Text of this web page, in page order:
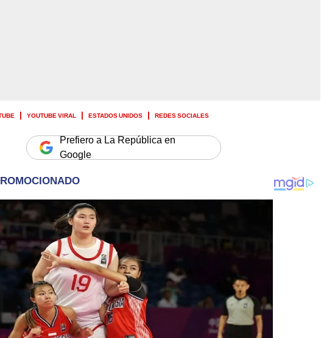
YOUTUBE VIRAL ESTADOS UNIDOS REDES SOCIALES
Prefiero a La República en
Google